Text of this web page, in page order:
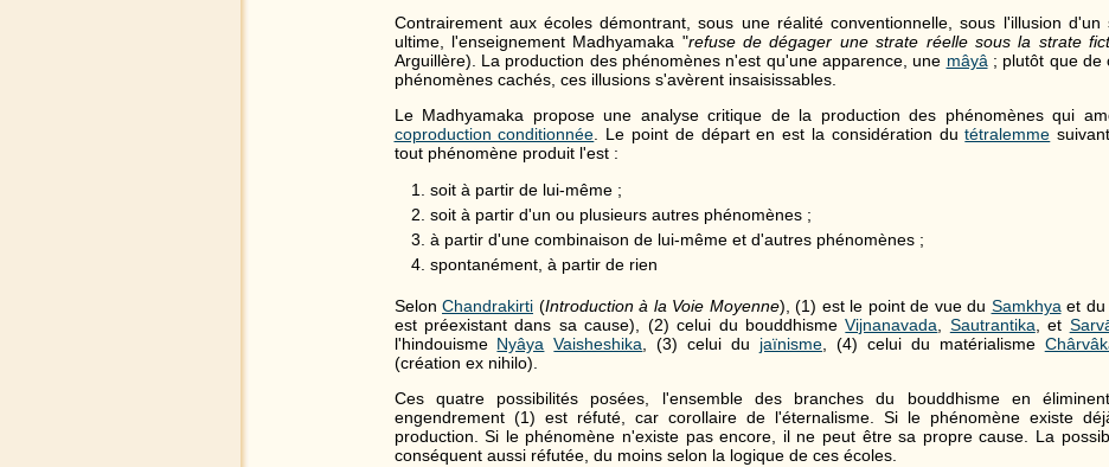
Contrairement aux écoles démontrant, sous une réalité conventionnelle, sous l'illusion
ultime, l'enseignement Madhyamaka "refuse de dégager une strate réelle sous la strate
Arguillère). La production des phénomènes n'est qu'une apparence, une mâyâ ; plutôt que de
phénomènes cachés, ces illusions s'avèrent insaisissables.
Le Madhyamaka propose une analyse critique de la production des phénomènes qui
coproduction conditionnée . Le point de départ en est la considération dutétralemme
tout phénomène produit l'est :
soit à partir de lui-même ;
soit à partir d'un ou plusieurs autres phénomènes ;
à partir d'une combinaison de lui-même et d'autres phénomènes ;
spontanément, à partir de rien
Selon Chandrakirti (Introduction à la Voie Moyenne), (1) est le point de vue du Samkhya et du
est préexistant dans sa cause), (2) celui du bouddhismeVijnanavada Sautrantika , et
l'hindouisme Nyâya Vaisheshika , (3) celui du jaïnisme , (4) celui du matérialisme
(création ex nihilo).
Ces quatre possibilités posées, l'ensemble des branches du bouddhisme en
engendrement (1) est réfuté, car corollaire de l'éternalisme. Si le phénomène existe
production. Si le phénomène n'existe pas encore, il ne peut être sa propre cause. La
conséquent aussi réfutée, du moins selon la logique de ces écoles.